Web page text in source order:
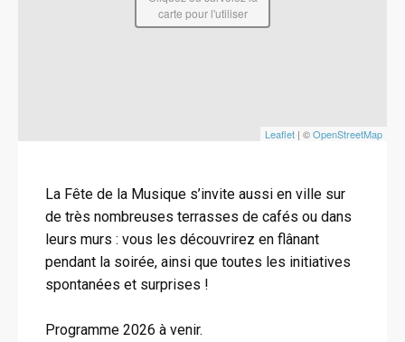
Leaflet | ©OpenStreetMap
carte pour l'utiliser
La Fête de la Musique s’invite aussi en ville sur
de très nombreuses terrasses de cafés ou dans
leurs murs : vous les découvrirez en flânant
pendant la soirée, ainsi que toutes les initiatives
spontanées et surprises !
Programme 2026 à venir.